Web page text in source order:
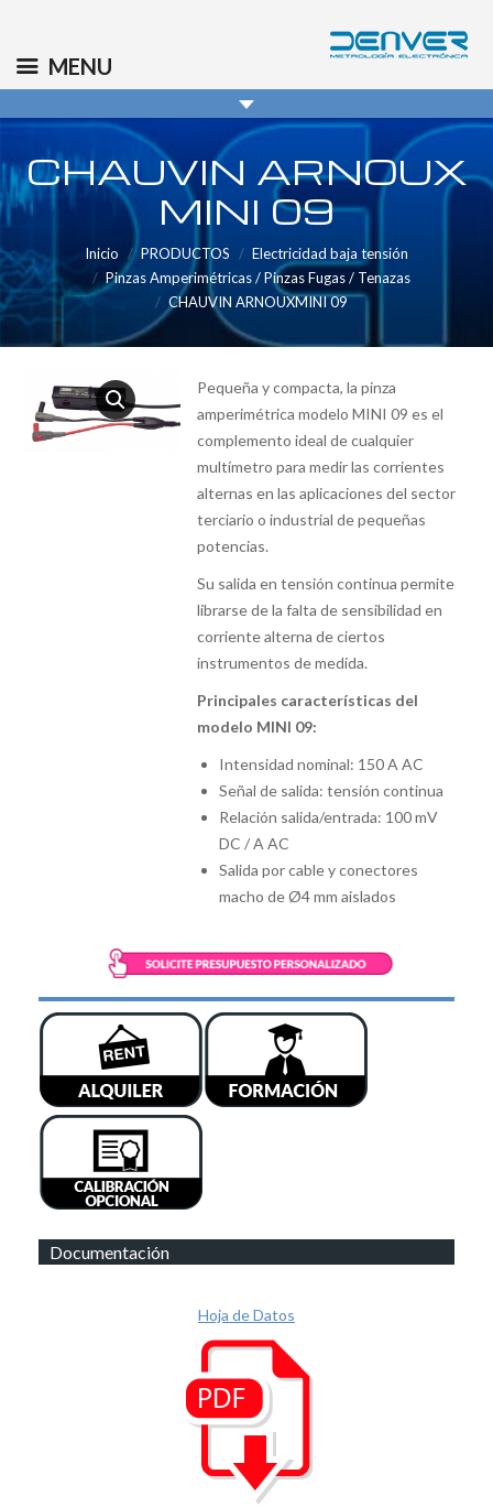
info@denver.es
CHAUVIN ARNOUX
MINI 09
Inicio PRODUCTOS
Electricidad baja tensión
Pinzas Amperimétricas / Pinzas Fugas / Tenazas
CHAUVIN ARNOUXMINI 09
Pequeña y compacta, la pinza
amperimétrica modelo MINI 09 es el
complemento ideal de cualquier
multímetro para medir las corrientes
alternas en las aplicaciones del sector
terciario o industrial de pequeñas
potencias.
Su salida en tensión continua permite
librarse de la falta de sensibilidad en
corriente alterna de ciertos
instrumentos de medida.
Principales características del
modelo MINI 09:
Intensidad nominal: 150 A AC
Señal de salida: tensión continua
Relación salida/entrada: 100 mV
DC / A AC
Salida por cable y conectores
macho de Ø4 mm aislados
Documentación
Hoja de Datos
MENU